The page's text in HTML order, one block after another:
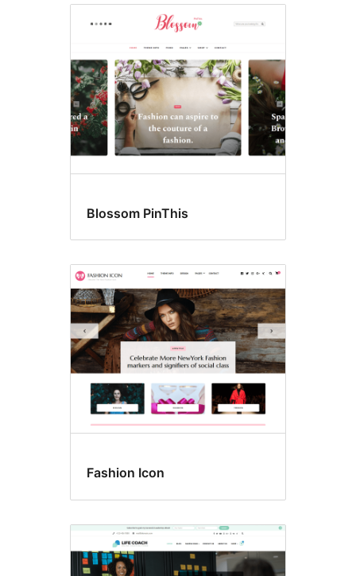
Blossom PinThis
Fashion Icon